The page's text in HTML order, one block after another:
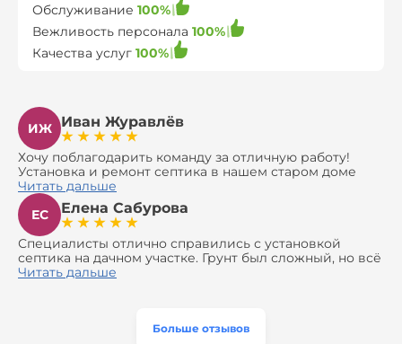
Обслуживание 100%
Вежливость персонала 100%
Качества услуг 100%
ИЖ Иван Журавлёв
Хочу поблагодарить команду за отличную работу!
Установка и ремонт септика в нашем старом доме
оказались сложной задачей, но ребята справились на
все 100%. Всё сделали аккуратно и профессионально.
Давали полезные рекомендации, не пытались
навязать ничего лишнего, помогли с выбором и
доставкой материалов, что позволило нам
сэкономить. Выполнили монтаж и демонтаж
оборудования, заменили трубы, обновили
эту компанию всем, кто ищет надёжных
Читать дальше
ЕС
Елена Сабурова
Специалисты отлично справились с установкой
септика на дачном участке. Грунт был сложный, но всё
сделали быстро и аккуратно. Помогли выбрать
Читать дальше
Больше отзывов